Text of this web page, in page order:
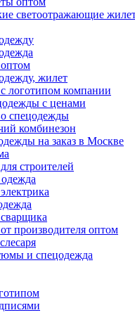
светоотражающие
жилет
логотипом компании
с ценами
спецодежды
комбинезон
на заказ в Москве
строителей
производителя оптом
и спецодежда